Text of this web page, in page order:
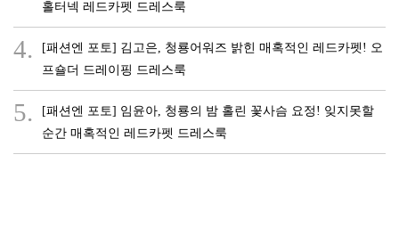
홀터넥 레드카펫 드레스룩
4.
[패션엔 포토] 김고은, 청룡어워즈 밝힌 매혹적인 레드카펫! 오
프숄더 드레이핑 드레스룩
5.
[패션엔 포토] 임윤아, 청룡의 밤 홀린 꽃사슴 요정! 잊지못할
순간 매혹적인 레드카펫 드레스룩